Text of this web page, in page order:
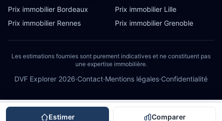
Estimer Comparer
Prix immobilier Bordeaux
Prix immobilier Lille
Prix immobilier Rennes
Prix immobilier Grenoble
Les estimations fournies sont purement indicatives et ne constituent pas
une expertise immobilière.
DVF Explorer 2026·Contact·Mentions légales·Confidentialité